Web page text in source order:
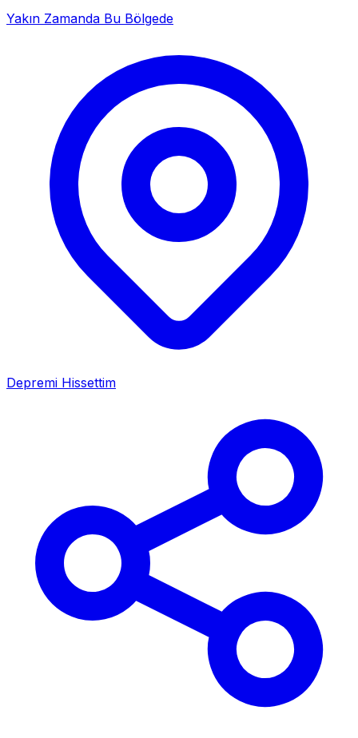
Yakın Zamanda Bu Bölgede
Depremi Hissettim